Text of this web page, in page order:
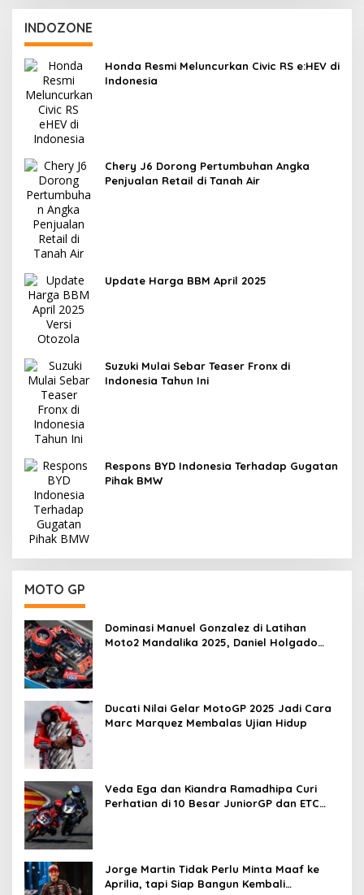
INDOZONE
Honda Resmi Meluncurkan Civic RS e:HEV di
Indonesia
Chery J6 Dorong Pertumbuhan Angka
Penjualan Retail di Tanah Air
Update Harga BBM April 2025
Suzuki Mulai Sebar Teaser Fronx di
Indonesia Tahun Ini
Respons BYD Indonesia Terhadap Gugatan
Pihak BMW
MOTO GP
Dominasi Manuel Gonzalez di Latihan
Moto2 Mandalika 2025, Daniel Holgado
Ducati Nilai Gelar MotoGP 2025 Jadi Cara
Marc Marquez Membalas Ujian Hidup
Veda Ega dan Kiandra Ramadhipa Curi
Perhatian di 10 Besar JuniorGP dan ETC
Jorge Martin Tidak Perlu Minta Maaf ke
Aprilia, tapi Siap Bangun Kembali